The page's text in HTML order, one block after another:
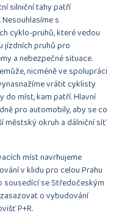
silniční tahy patří
s
cyklo-pruhů, které vedou
jízdních pruhů pro
a nebezpečné situace.
nicméně ve spolupráci
vrátit cyklisty
do míst, kam patří. Hlavní
pro automobily, aby se co
městský okruh a dálniční síť
míst navrhujeme
v klidu pro celou Prahu
sousedící se Středočeským
o vybudování
P+R.